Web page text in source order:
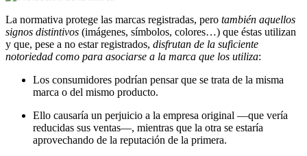
La normativa protege las marcas registradas, pero también aquellos
signos distintivos (imágenes, símbolos, colores…) que éstas utilizan
y que, pese a no estar registrados, disfrutan de la suficiente
notoriedad como para asociarse a la marca que los utiliza:
Los consumidores podrían pensar que se trata de la misma
marca o del mismo producto.
Ello causaría un perjuicio a la empresa original —que vería
reducidas sus ventas—, mientras que la otra se estaría
aprovechando de la reputación de la primera.